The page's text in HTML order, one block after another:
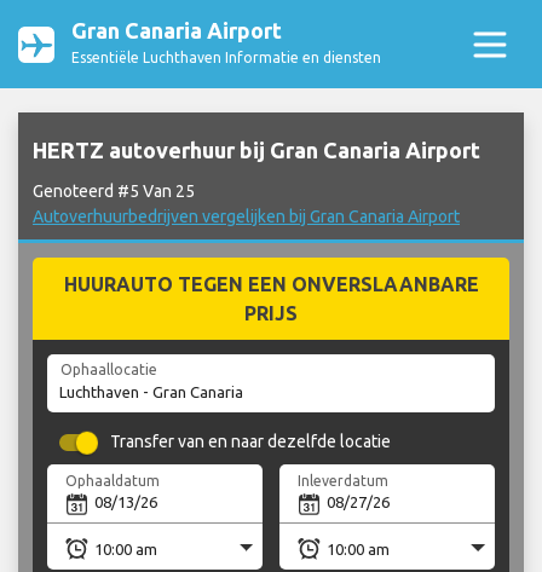
Gran Canaria Airport
Essentiële Luchthaven Informatie en diensten
HERTZ autoverhuur bij Gran Canaria Airport
Genoteerd #5 Van 25
Autoverhuurbedrijven vergelijken bij Gran Canaria Airport
HUURAUTO TEGEN EEN ONVERSLAANBARE
PRIJS
Ophaallocatie
Transfer van en naar dezelfde locatie
Ophaaldatum Inleverdatum